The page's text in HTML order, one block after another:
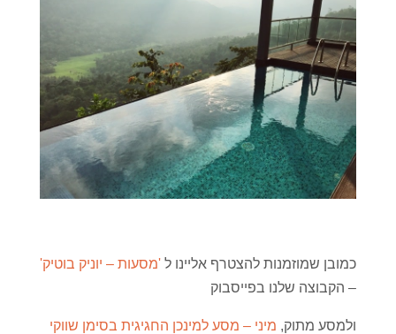
כמובן שמוזמנות להצטרף אליינו ל 'מסעות – יוניק בוטיק'
– הקבוצה שלנו בפייסבוק
ולמסע מתוק, מיני – מסע למינכן החגיגית בסימן שווקי